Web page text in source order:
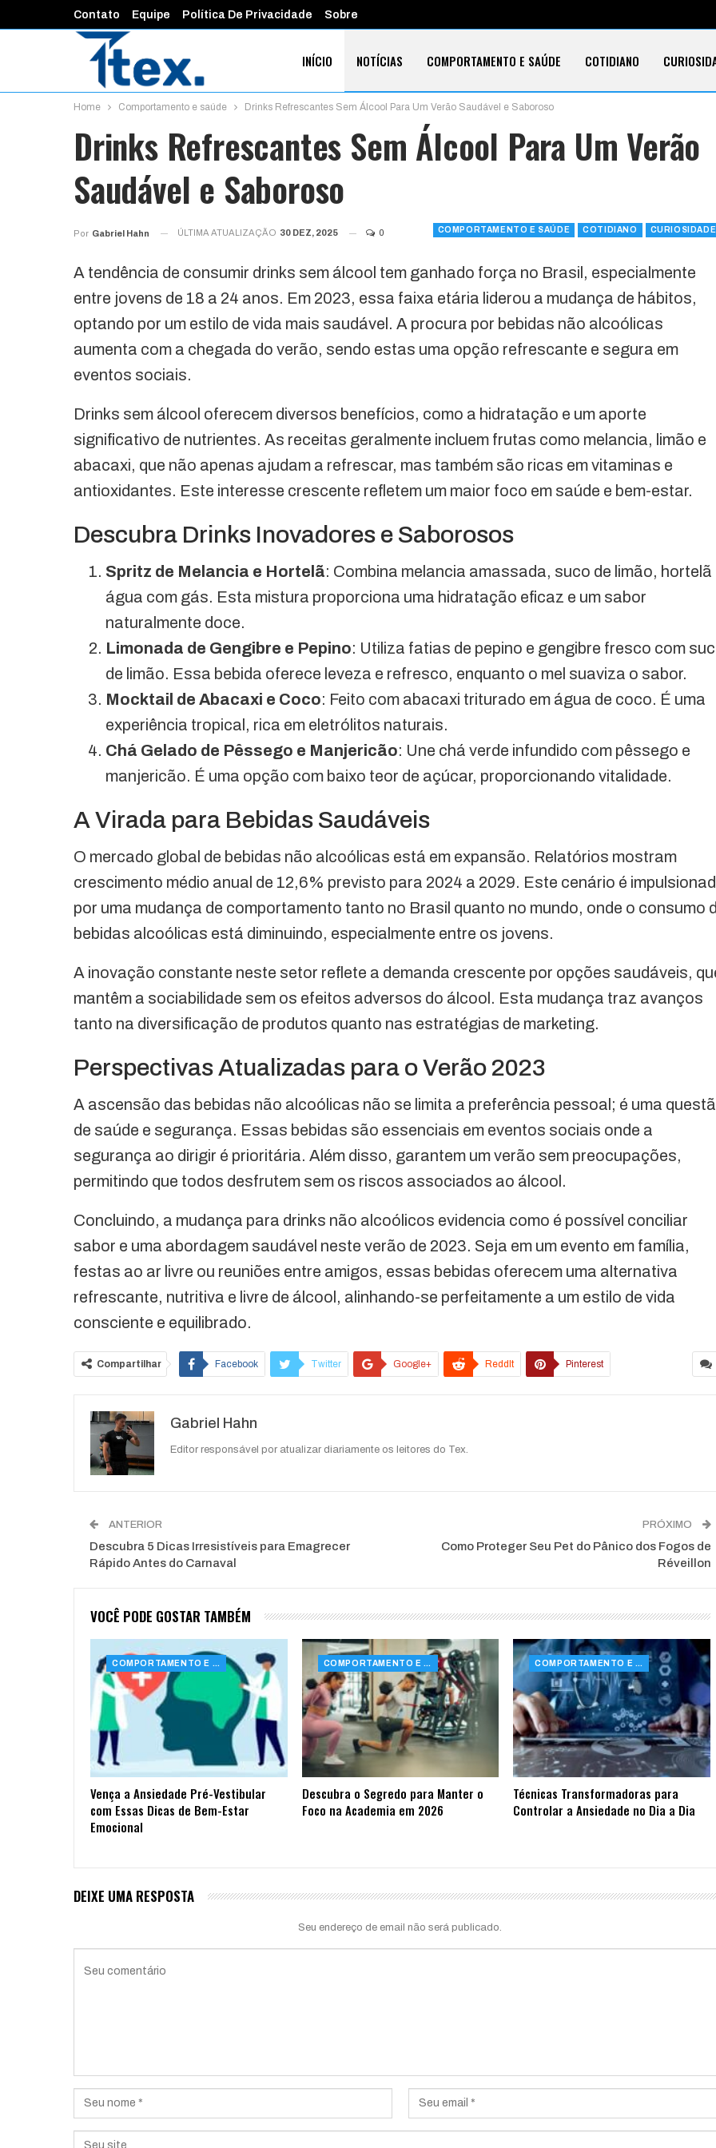
Contato Equipe Política De Privacidade Sobre
INÍCIO NOTÍCIAS COMPORTAMENTO E SAÚDE COTIDIANO
Home Comportamento e saúde Drinks Refrescantes Sem Álcool Para Um Verão Saudável e Saboroso
Drinks Refrescantes Sem Álcool Para Um Verão
Saudável e Saboroso
COMPORTAMENTO E SAÚDE COTIDIANO
Por Gabriel Hahn ÚLTIMA ATUALIZAÇÃO 30 DEZ, 2025 0
A tendência de consumir drinks sem álcool tem ganhado força no Brasil, especialmente
entre jovens de 18 a 24 anos. Em 2023, essa faixa etária liderou a mudança de hábitos,
optando por um estilo de vida mais saudável. A procura por bebidas não alcoólicas
aumenta com a chegada do verão, sendo estas uma opção refrescante e segura em
eventos sociais.
Drinks sem álcool oferecem diversos benefícios, como a hidratação e um aporte
significativo de nutrientes. As receitas geralmente incluem frutas como melancia, limão e
abacaxi, que não apenas ajudam a refrescar, mas também são ricas em vitaminas e
antioxidantes. Este interesse crescente refletem um maior foco em saúde e bem-estar.
Descubra Drinks Inovadores e Saborosos
Spritz de Melancia e Hortelã: Combina melancia amassada, suco de limão, hortelã
água com gás. Esta mistura proporciona uma hidratação eficaz e um sabor
naturalmente doce.
Limonada de Gengibre e Pepino: Utiliza fatias de pepino e gengibre fresco com
de limão. Essa bebida oferece leveza e refresco, enquanto o mel suaviza o sabor.
Mocktail de Abacaxi e Coco: Feito com abacaxi triturado em água de coco. É uma
experiência tropical, rica em eletrólitos naturais.
Chá Gelado de Pêssego e Manjericão: Une chá verde infundido com pêssego e
manjericão. É uma opção com baixo teor de açúcar, proporcionando vitalidade.
A Virada para Bebidas Saudáveis
O mercado global de bebidas não alcoólicas está em expansão. Relatórios mostram
crescimento médio anual de 12,6% previsto para 2024 a 2029. Este cenário é
por uma mudança de comportamento tanto no Brasil quanto no mundo, onde o consumo
bebidas alcoólicas está diminuindo, especialmente entre os jovens.
A inovação constante neste setor reflete a demanda crescente por opções saudáveis,
mantêm a sociabilidade sem os efeitos adversos do álcool. Esta mudança traz avanços
tanto na diversificação de produtos quanto nas estratégias de marketing.
Perspectivas Atualizadas para o Verão 2023
A ascensão das bebidas não alcoólicas não se limita a preferência pessoal; é uma
de saúde e segurança. Essas bebidas são essenciais em eventos sociais onde a
segurança ao dirigir é prioritária. Além disso, garantem um verão sem preocupações,
permitindo que todos desfrutem sem os riscos associados ao álcool.
Concluindo, a mudança para drinks não alcoólicos evidencia como é possível conciliar
sabor e uma abordagem saudável neste verão de 2023. Seja em um evento em família,
festas ao ar livre ou reuniões entre amigos, essas bebidas oferecem uma alternativa
refrescante, nutritiva e livre de álcool, alinhando-se perfeitamente a um estilo de vida
consciente e equilibrado.
Compartilhar Facebook Twitter Google+ ReddIt Pinterest
Gabriel Hahn
Editor responsável por atualizar diariamente os leitores do Tex.
ANTERIOR
Descubra 5 Dicas Irresistíveis para Emagrecer
Rápido Antes do Carnaval
PRÓXIMO
Como Proteger Seu Pet do Pânico dos Fogos de
Réveillon
VOCÊ PODE GOSTAR TAMBÉM
COMPORTAMENTO E SAÚDE
Vença a Ansiedade Pré-Vestibular
com Essas Dicas de Bem-Estar
Emocional
COMPORTAMENTO E SAÚDE
Descubra o Segredo para Manter o
Foco na Academia em 2026
COMPORTAMENTO E SAÚDE
Técnicas Transformadoras para
Controlar a Ansiedade no Dia a Dia
DEIXE UMA RESPOSTA
Seu endereço de email não será publicado.